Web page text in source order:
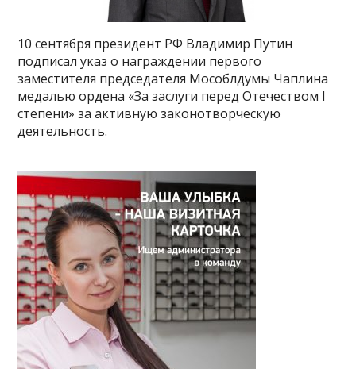
10 сентября президент РФ Владимир Путин
подписал указ о награждении первого
заместителя председателя Мособлдумы Чаплина
медалью ордена «За заслуги перед Отечеством I
степени» за активную законотворческую
деятельность.